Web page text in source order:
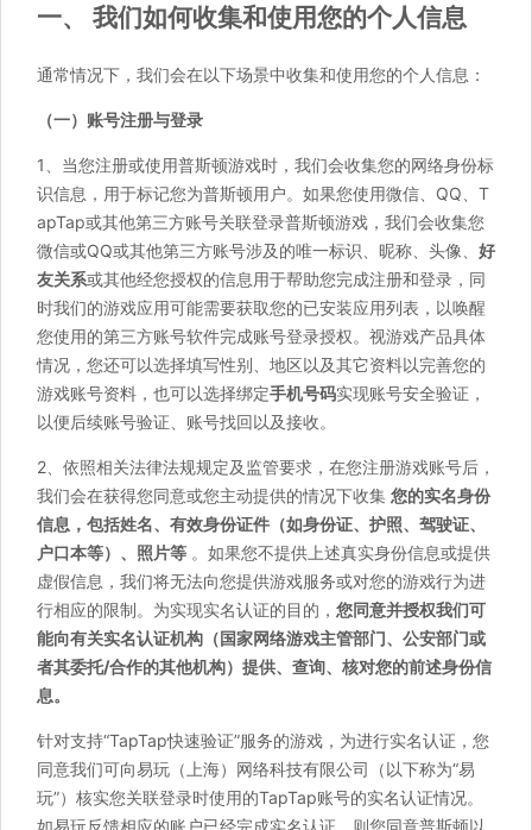
一、 我们如何收集和使用您的个人信息
通常情况下，我们会在以下场景中收集和使用您的个人信息：
（一）账号注册与登录
1、当您注册或使用普斯顿游戏时，我们会收集您的网络身份标
识信息，用于标记您为普斯顿用户。如果您使用微信、QQ、T
apTap或其他第三方账号关联登录普斯顿游戏，我们会收集您
微信或QQ或其他第三方账号涉及的唯一标识、昵称、头像、 好
友关系或其他经您授权的信息用于帮助您完成注册和登录，同
时我们的游戏应用可能需要获取您的已安装应用列表，以唤醒
您使用的第三方账号软件完成账号登录授权。视游戏产品具体
情况，您还可以选择填写性别、地区以及其它资料以完善您的
游戏账号资料，也可以选择绑定手机号码实现账号安全验证，
以便后续账号验证、账号找回以及接收。
2、依照相关法律法规规定及监管要求，在您注册游戏账号后，
我们会在获得您同意或您主动提供的情况下收集 您的实名身份
信息，包括姓名、有效身份证件（如身份证、护照、驾驶证、
户口本等）、照片等 。如果您不提供上述真实身份信息或提供
虚假信息，我们将无法向您提供游戏服务或对您的游戏行为进
行相应的限制。为实现实名认证的目的， 您同意并授权我们可
能向有关实名认证机构（国家网络游戏主管部门、公安部门或
者其委托/合作的其他机构）提供、查询、核对您的前述身份信
息。
针对支持“TapTap快速验证”服务的游戏，为进行实名认证，您
同意我们可向易玩（上海）网络科技有限公司（以下称为“易
玩”）核实您关联登录时使用的TapTap账号的实名认证情况。
如易玩反馈相应的账户已经完成实名认证，则您同意普斯顿以